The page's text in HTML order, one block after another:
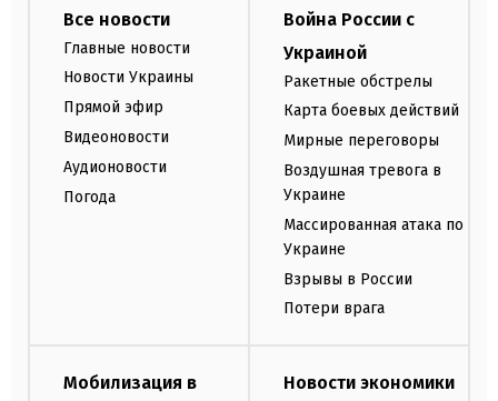
Все новости
Главные новости
Новости Украины
Прямой эфир
Видеоновости
Аудионовости
Погода
Война России с
Украиной
Ракетные обстрелы
Карта боевых действий
Мирные переговоры
Воздушная тревога в
Украине
Массированная атака по
Украине
Взрывы в России
Потери врага
Мобилизация в
Новости экономики